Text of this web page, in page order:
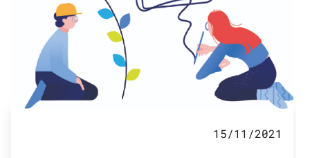
15/11/2021